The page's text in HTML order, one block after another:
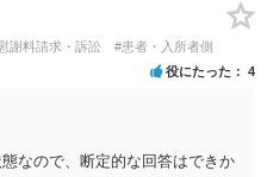
はり結論は変わらないかもしれ
強い」とうたっている弁護士に相
上、ご参考まで。
謝料請求・訴訟 #患者・入所者側
役にたった 4
なので、断定的な回答はできか